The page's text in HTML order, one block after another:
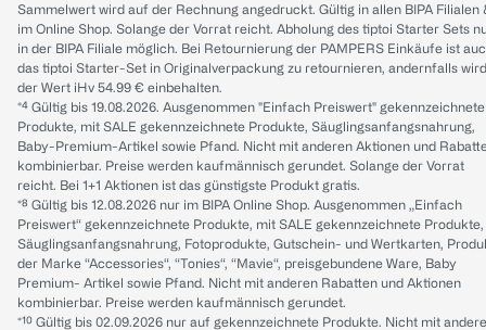
Sammelwert wird auf der Rechnung angedruckt. Gültig in allen BIPA Filialen
im Online Shop. Solange der Vorrat reicht. Abholung des tiptoi Starter Sets
in der BIPA Filiale möglich. Bei Retournierung der PAMPERS Einkäufe ist
das tiptoi Starter-Set in Originalverpackung zu retournieren, andernfalls wird
der Wert iHv 54.99 € einbehalten.
*⁴ Gültig bis 19.08.2026. Ausgenommen "Einfach Preiswert" gekennzeichnete
Produkte, mit SALE gekennzeichnete Produkte, Säuglingsanfangsnahrung,
Baby-Premium-Artikel sowie Pfand. Nicht mit anderen Aktionen und
kombinierbar. Preise werden kaufmännisch gerundet. Solange der Vorrat
reicht. Bei 1+1 Aktionen ist das günstigste Produkt gratis.
*⁸ Gültig bis 12.08.2026 nur im BIPA Online Shop. Ausgenommen „Einfach
Preiswert“ gekennzeichnete Produkte, mit SALE gekennzeichnete Produkte,
Säuglingsanfangsnahrung, Fotoprodukte, Gutschein- und Wertkarten,
der Marke “Accessories“, “Tonies“, “Mavie“, preisgebundene Ware, Baby
Premium- Artikel sowie Pfand. Nicht mit anderen Rabatten und Aktionen
kombinierbar. Preise werden kaufmännisch gerundet.
*¹⁰ Gültig bis 02.09.2026 nur auf gekennzeichnete Produkte. Nicht mit